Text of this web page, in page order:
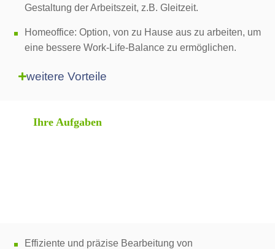
Gestaltung der Arbeitszeit, z.B. Gleitzeit.
Homeoffice: Option, von zu Hause aus zu arbeiten, um
eine bessere Work-Life-Balance zu ermöglichen.
weitere Vorteile
Effiziente und präzise Bearbeitung von
Ihre Aufgaben